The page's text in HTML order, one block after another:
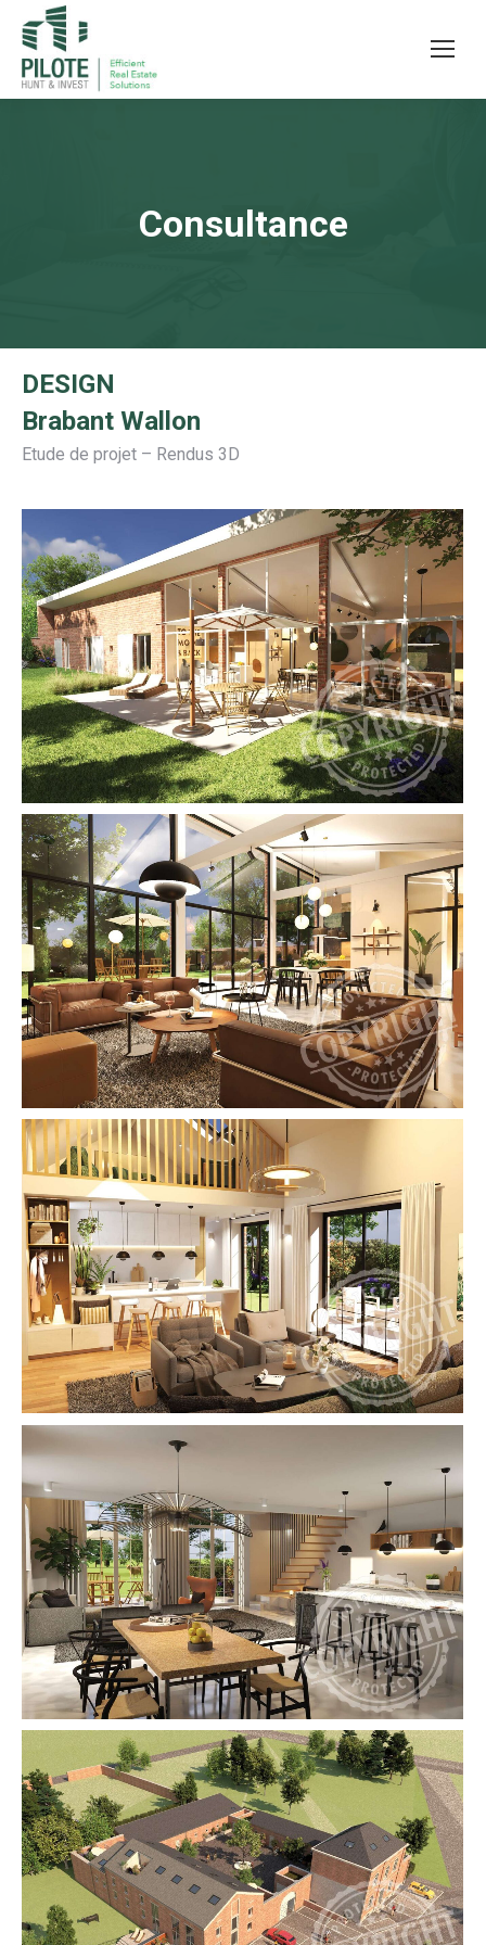
Consultance
DESIGN
Brabant Wallon
Etude de projet – Rendus 3D